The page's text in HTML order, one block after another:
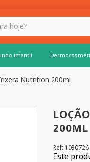
infantil
Nutrition 200ml
200ML
Ref: 1030726
Este